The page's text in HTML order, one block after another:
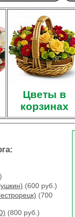
Цветы в
корзинах
(600 руб.)
(700
(800 руб.)